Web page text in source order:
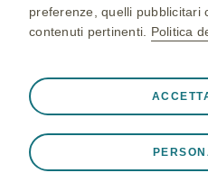
group of companies. All
realization: QBGROUP srl
preferenze, quelli pubblicitari
contenuti pertinenti. Politica
ad esempio per
una visita al Sito, per gestire